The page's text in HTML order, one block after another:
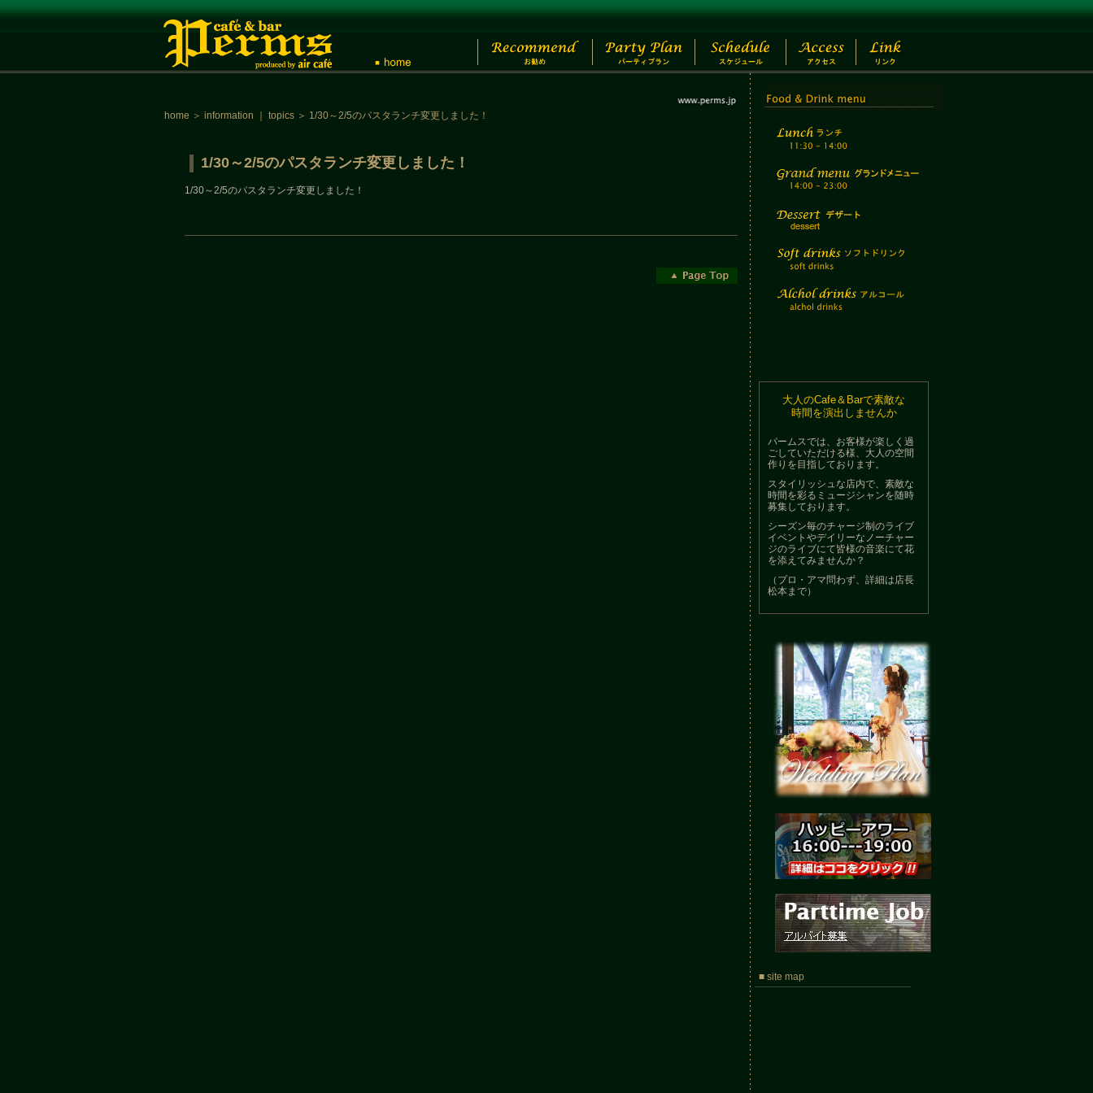
home ＞ information topics ＞ 1/30～2/5のパスタランチ変更しました！
1/30～2/5のパスタランチ変更しました！
1/30～2/5のパスタランチ変更しました！
大人のCafe＆Barで素敵な
時間を演出しませんか
パームスでは、お客様が楽しく過
ごしていただける様、大人の空間
作りを目指しております。
スタイリッシュな店内で、素敵な
時間を彩るミュージシャンを随時
募集しております。
シーズン毎のチャージ制のライブ
イベントやデイリーなノーチャー
ジのライブにて皆様の音楽にて花
を添えてみませんか？
（プロ・アマ問わず、詳細は店長
松本まで）
■ site map